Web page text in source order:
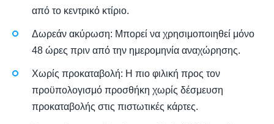
από το κεντρικό κτίριο.
Δωρεάν ακύρωση: Μπορεί να χρησιμοποιηθεί μόνο
48 ώρες πριν από την ημερομηνία αναχώρησης.
Χωρίς προκαταβολή: Η πιο φιλική προς τον
προϋπολογισμό προσθήκη χωρίς δέσμευση
προκαταβολής στις πιστωτικές κάρτες.